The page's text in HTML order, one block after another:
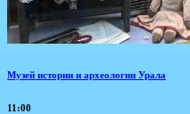
Музей истории и археологии Урала
11:00